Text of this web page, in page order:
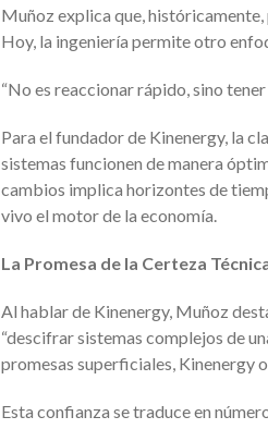
Muñoz explica que,
Hoy, la ingeniería permite otro
“No es reaccionar rápido, sino
Para el fundador de Kinenergy, la
sistemas funcionen de manera
cambios implica horizontes de
vivo el motor de la economía.
La Promesa de la Certeza
Al hablar de Kinenergy, Muñoz
“descifrar sistemas complejos de
promesas superficiales, Kinenergy
Esta confianza se traduce en